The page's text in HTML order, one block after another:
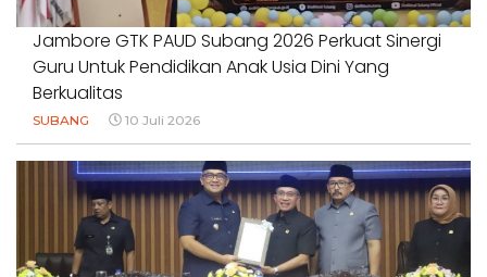
Jambore GTK PAUD Subang 2026 Perkuat Sinergi
Guru Untuk Pendidikan Anak Usia Dini Yang
Berkualitas
SUBANG 10 Juli 2026